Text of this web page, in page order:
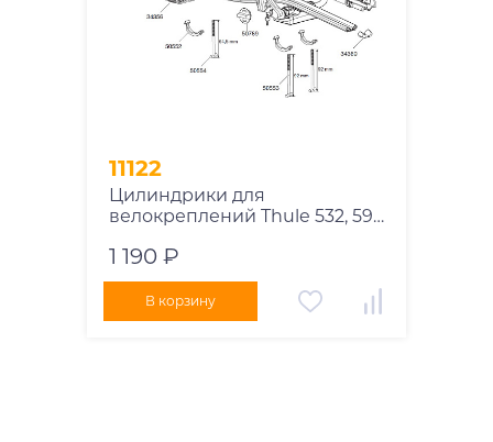
11122
Цилиндрики для
велокреплений Thule 532, 591,
1 190 ₽
В корзину